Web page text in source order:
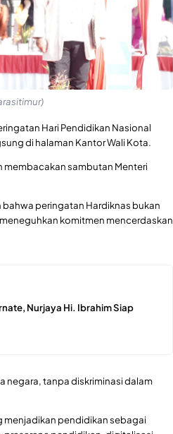
Hari Pendidikan Nasional
di halaman Kantor Wali Kota.
membacakan sambutan Menteri
peringatan Hardiknas bukan
komitmen mencerdaskan
Nurjaya Hi. Ibrahim Siap
negara, tanpa diskriminasi dalam
menjadikan pendidikan sebagai